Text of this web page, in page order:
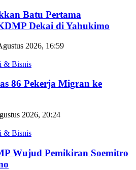
Batu Pertama
Dekai di Yahukimo
2026, 16:59
& Bisnis
86 Pekerja Migran ke
2026, 20:24
& Bisnis
Wujud Pemikiran Soemitro